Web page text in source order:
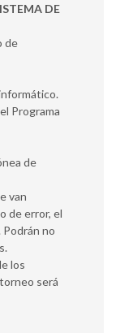
DE
de
Programa
de
van
de error, el
no
los
será